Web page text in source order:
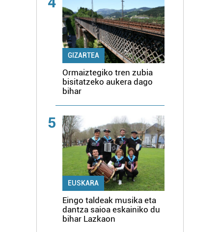
GIZARTEA
Ormaiztegiko tren zubia
bisitatzeko aukera dago
bihar
5
EUSKARA
Eingo taldeak musika eta
dantza saioa eskainiko du
bihar Lazkaon